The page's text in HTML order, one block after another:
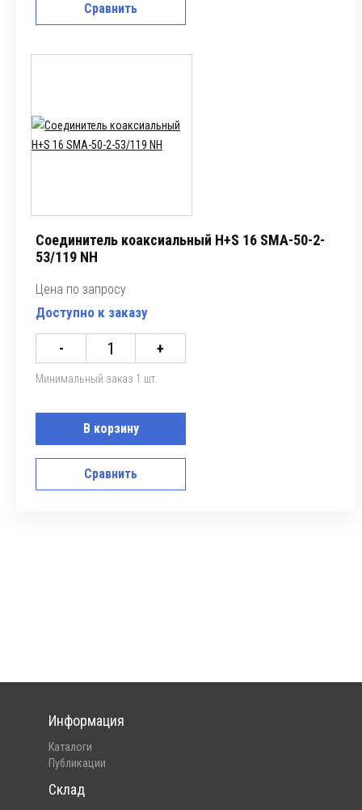
Сравнить
Соединитель коаксиальный H+S 16 SMA-50-2-
53/119 NH
Цена по запросу
Доступно к заказу
- +
Минимальный заказ 1 шт.
В корзину
Сравнить
Информация
Каталоги
Публикации
Склад